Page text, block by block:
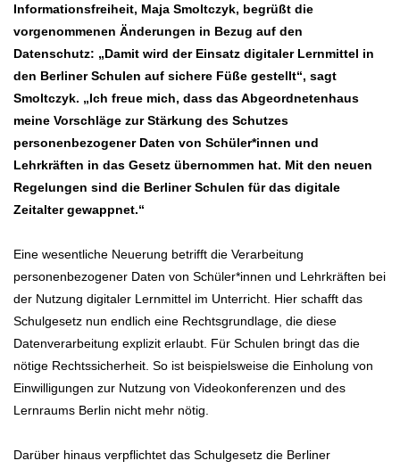
Informationsfreiheit, Maja Smoltczyk, begrüßt die
vorgenommenen Änderungen in Bezug auf den
Datenschutz: „Damit wird der Einsatz digitaler Lernmittel in
den Berliner Schulen auf sichere Füße gestellt“, sagt
Smoltczyk. „Ich freue mich, dass das Abgeordnetenhaus
meine Vorschläge zur Stärkung des Schutzes
personenbezogener Daten von Schüler*innen und
Lehrkräften in das Gesetz übernommen hat. Mit den neuen
Regelungen sind die Berliner Schulen für das digitale
Zeitalter gewappnet.“
Eine wesentliche Neuerung betrifft die Verarbeitung
personenbezogener Daten von Schüler*innen und Lehrkräften bei
der Nutzung digitaler Lernmittel im Unterricht. Hier schafft das
Schulgesetz nun endlich eine Rechtsgrundlage, die diese
Datenverarbeitung explizit erlaubt. Für Schulen bringt das die
nötige Rechtssicherheit. So ist beispielsweise die Einholung von
Einwilligungen zur Nutzung von Videokonferenzen und des
Lernraums Berlin nicht mehr nötig.
Darüber hinaus verpflichtet das Schulgesetz die Berliner